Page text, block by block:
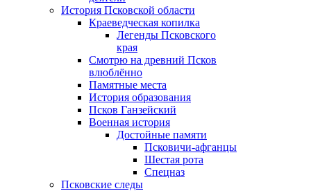
История Псковской области
Краеведческая копилка
Легенды Псковского
края
Смотрю на древний Псков
влюблённо
Памятные места
История образования
Псков Ганзейский
Военная история
Достойные памяти
Псковичи-афганцы
Шестая рота
Спецназ
Псковские следы